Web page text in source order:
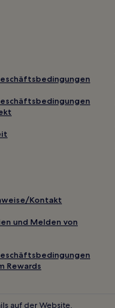
Exhibition Centre
Kontakt
und Melden von
Rewards
auf der Website.